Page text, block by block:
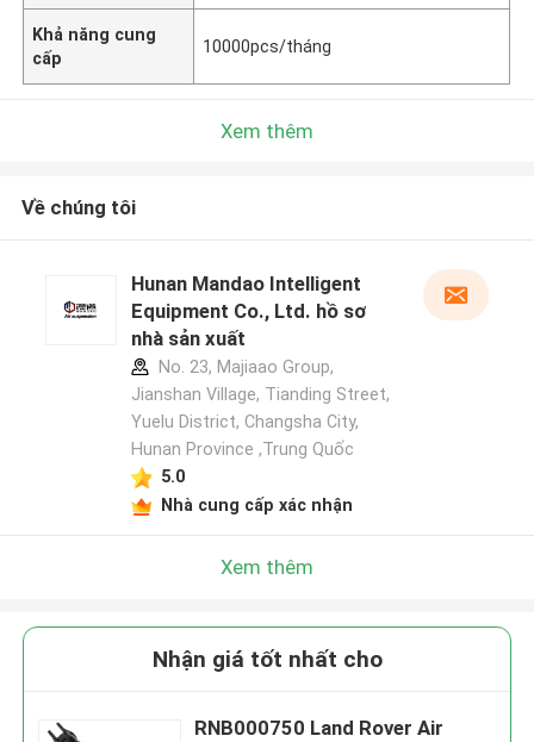
Khả năng cung
cấp
10000pcs/tháng
Xem thêm
Về chúng tôi
Hunan Mandao Intelligent
Equipment Co., Ltd. hồ sơ
nhà sản xuất
No. 23, Majiaao Group,
Jianshan Village, Tianding Street,
Yuelu District, Changsha City,
Hunan Province ,Trung Quốc
5.0
Nhà cung cấp xác nhận
Xem thêm
Nhận giá tốt nhất cho
RNB000750 Land Rover Air